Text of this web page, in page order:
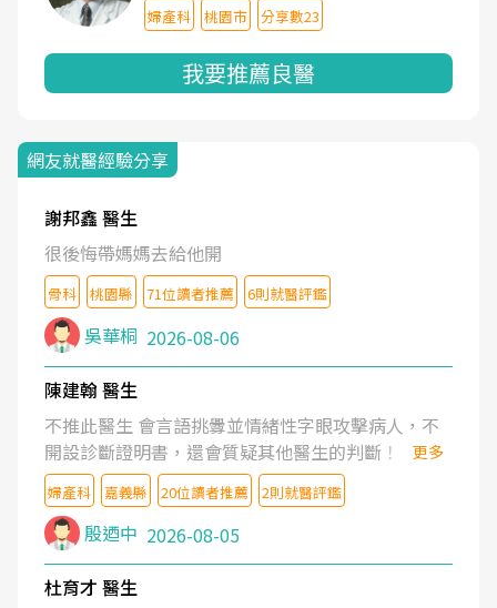
婦產科 桃園市 分享數23
我要推薦良醫
網友就醫經驗分享
謝邦鑫 醫生
很後悔帶媽媽去給他開
骨科 桃園縣 71位讀者推薦 6則就醫評鑑
吳華桐 2026-08-06
陳建翰 醫生
不推此醫生 會言語挑釁並情緒性字眼攻擊病人，不
開設診斷證明書，還會質疑其他醫生的判斷！
更多
婦產科 嘉義縣 20位讀者推薦 2則就醫評鑑
殷迺中 2026-08-05
杜育才 醫生